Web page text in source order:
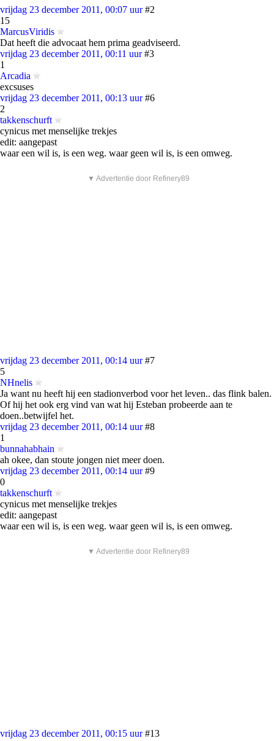
vrijdag 23 december 2011, 00:07 uur #2
15
MarcusViridis
Dat heeft die advocaat hem prima geadviseerd.
vrijdag 23 december 2011, 00:11 uur #3
1
Arcadia
excsuses
vrijdag 23 december 2011, 00:13 uur #6
2
takkenschurft
cynicus met menselijke trekjes
edit: aangepast
waar een wil is, is een weg. waar geen wil is, is een omweg.
▼ Advertentie door Refinery89
vrijdag 23 december 2011, 00:14 uur #7
5
NHnelis
Ja want nu heeft hij een stadionverbod voor het leven.. das flink balen.
Of hij het ook erg vind van wat hij Esteban probeerde aan te
doen..betwijfel het.
vrijdag 23 december 2011, 00:14 uur #8
1
bunnahabhain
ah okee, dan stoute jongen niet meer doen.
vrijdag 23 december 2011, 00:14 uur #9
0
takkenschurft
cynicus met menselijke trekjes
edit: aangepast
waar een wil is, is een weg. waar geen wil is, is een omweg.
▼ Advertentie door Refinery89
vrijdag 23 december 2011, 00:15 uur #13